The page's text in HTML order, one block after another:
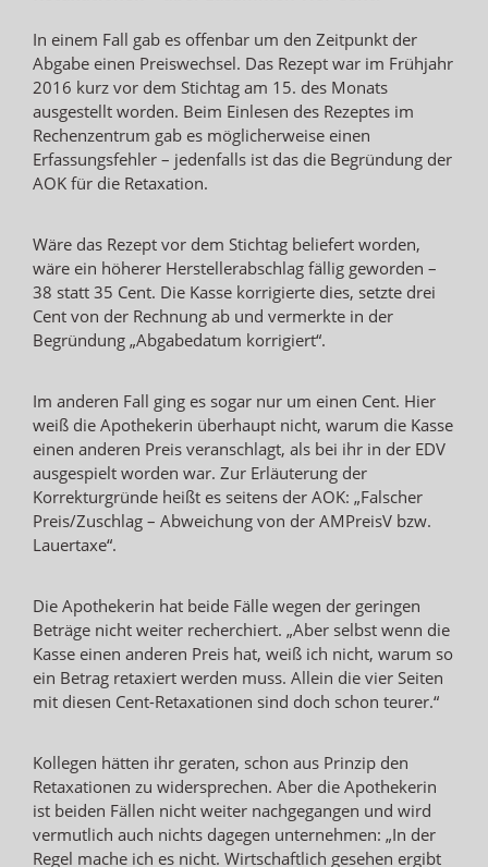
In einem Fall gab es offenbar um den Zeitpunkt der
Abgabe einen Preiswechsel. Das Rezept war im Frühjahr
2016 kurz vor dem Stichtag am 15. des Monats
ausgestellt worden. Beim Einlesen des Rezeptes im
Rechenzentrum gab es möglicherweise einen
Erfassungsfehler – jedenfalls ist das die Begründung der
AOK für die Retaxation.
Wäre das Rezept vor dem Stichtag beliefert worden,
wäre ein höherer Herstellerabschlag fällig geworden –
38 statt 35 Cent. Die Kasse korrigierte dies, setzte drei
Cent von der Rechnung ab und vermerkte in der
Begründung „Abgabedatum korrigiert“.
Im anderen Fall ging es sogar nur um einen Cent. Hier
weiß die Apothekerin überhaupt nicht, warum die Kasse
einen anderen Preis veranschlagt, als bei ihr in der EDV
ausgespielt worden war. Zur Erläuterung der
Korrekturgründe heißt es seitens der AOK: „Falscher
Preis/Zuschlag – Abweichung von der AMPreisV bzw.
Lauertaxe“.
Die Apothekerin hat beide Fälle wegen der geringen
Beträge nicht weiter recherchiert. „Aber selbst wenn die
Kasse einen anderen Preis hat, weiß ich nicht, warum so
ein Betrag retaxiert werden muss. Allein die vier Seiten
mit diesen Cent-Retaxationen sind doch schon teurer.“
Kollegen hätten ihr geraten, schon aus Prinzip den
Retaxationen zu widersprechen. Aber die Apothekerin
ist beiden Fällen nicht weiter nachgegangen und wird
vermutlich auch nichts dagegen unternehmen: „In der
Regel mache ich es nicht. Wirtschaftlich gesehen ergibt